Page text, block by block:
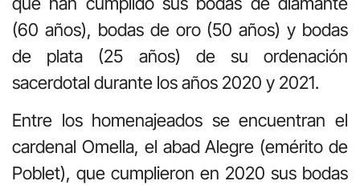
(60 años), bodas de oro (50 años) y bodas
de plata (25 años) de su ordenación
sacerdotal durante los años 2020 y 2021.
Entre los homenajeados se encuentran el
cardenal Omella, el abad Alegre (emérito de
Poblet), que cumplieron en 2020 sus bodas